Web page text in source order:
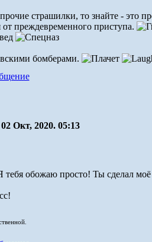
страшилки, то знайте - это
от преждевременного приступа.
бомберами.
Окт, 2020. 05:13
тебя обожаю просто! Ты сделал